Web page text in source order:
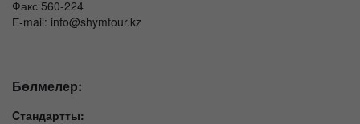
Факс 560-224
Е-mail: info@shymtour.kz
Бөлмелер:
Cтандартты: